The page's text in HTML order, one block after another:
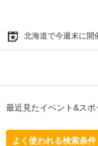
北海道で今週末に開
最近見たイベント&スポ
よく使われる検索条件